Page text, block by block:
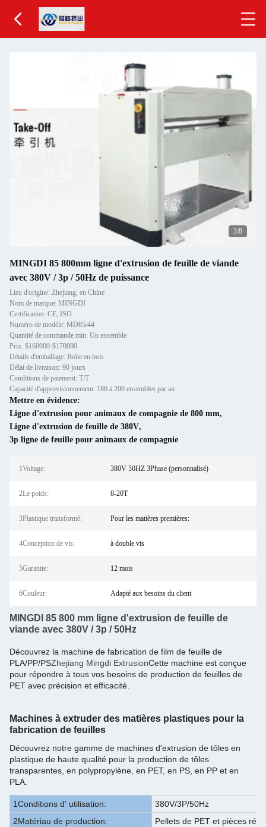
4/8
MINGDI 85 800mm ligne d'extrusion de feuille de viande
avec 380V / 3p / 50Hz de puissance
Lieu d'origine: Zhejiang, en Chine
Nom de marque: MINGDI
Certification: CE, ISO
Numéro de modèle: MD85/44
Quantité de commande min: Un ensemble
Prix: $160000-$170000
Détails d'emballage: Boîte en bois
Délai de livraison: 90 jours
Conditions de paiement: T/T
Capacité d'approvisionnement: 180 à 200 ensembles par an
Mettre en évidence:
Ligne d'extrusion pour animaux de compagnie de 800 mm,
Ligne d'extrusion de feuille de 380V,
3p ligne de feuille pour animaux de compagnie
1Voltage: 380V 50HZ 3Phase (personnalisé)
2Le poids: 8-20T
3Plastique transformé: Pour les matières premières:
4Conception de vis: à double vis
5Garantie: 12 mois
6Couleur: Adapté aux besoins du client
MINGDI 85 800 mm ligne d'extrusion de feuille de
viande avec 380V / 3p / 50Hz
Découvrez la machine de fabrication de film de feuille de
PLA/PP/PSZhejiang Mingdi ExtrusionCette machine est conçue
pour répondre à tous vos besoins de production de feuilles de
PET avec précision et efficacité.
Machines à extruder des matières plastiques pour la
fabrication de feuilles
Découvrez notre gamme de machines d'extrusion de tôles en
plastique de haute qualité pour la production de tôles
transparentes, en polypropylène, en PET, en PS, en PP et en
PLA.
1Conditions d' utilisation:
380V/3P/50Hz
2Matériau de production:
Pellets de PET et pièces